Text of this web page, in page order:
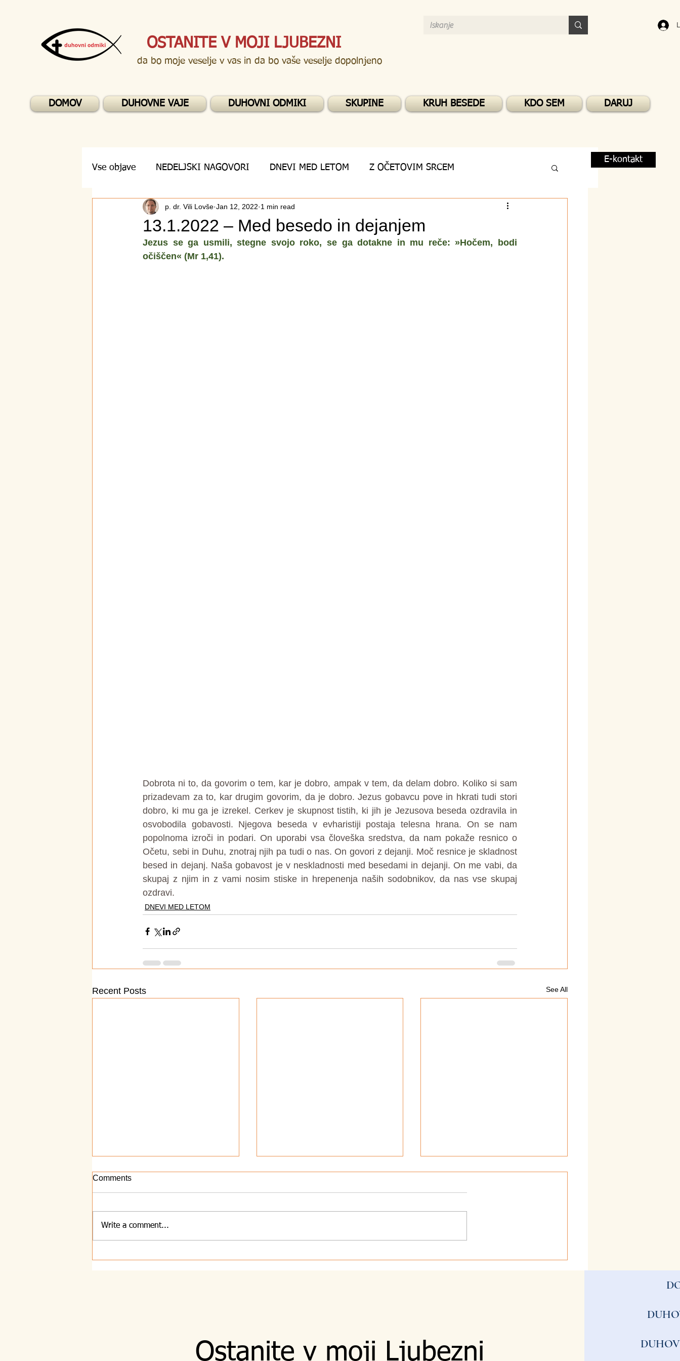
OSTANITE V MOJI LJUBEZNI
da bo moje veselje v vas in da bo vaše veselje dopolnjeno
DOMOV DUHOVNE VAJE DUHOVNI ODMIKI SKUPINE KRUH BESEDE KDO SEM DARUJ
Vse objave NEDELJSKI NAGOVORI DNEVI MED LETOM Z OČETOVIM SRCEM
DUHOVNA VPRAŠANJA
13.1.2022 – Med besedo in dejanjem
p. dr. Vili Lovše Jan 12, 2022 1 min read
Jezus se ga usmili, stegne svojo roko, se ga dotakne in mu reče: »Hočem, bodi
očiščen« (Mr 1,41).
Dobrota ni to, da govorim o tem, kar je dobro, ampak v tem, da delam dobro. Koliko si sam
prizadevam za to, kar drugim govorim, da je dobro. Jezus gobavcu pove in hkrati tudi stori
dobro, ki mu ga je izrekel. Cerkev je skupnost tistih, ki jih je Jezusova beseda ozdravila in
osvobodila gobavosti. Njegova beseda v evharistiji postaja telesna hrana. On se nam
popolnoma izroči in podari. On uporabi vsa človeška sredstva, da nam pokaže resnico o
Očetu, sebi in Duhu, znotraj njih pa tudi o nas. On govori z dejanji. Moč resnice je skladnost
besed in dejanj. Naša gobavost je v neskladnosti med besedami in dejanji. On me vabi, da
skupaj z njim in z vami nosim stiske in hrepenenja naših sodobnikov, da nas vse skupaj
ozdravi.
DNEVI MED LETOM
Recent Posts See All
7.8.2026 - Sebi
Comments
Write a comment...
E-kontakt
Ostanite v moji Ljubezni